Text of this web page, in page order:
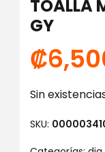
TOALLA
GY
₡
Sin
SKU: